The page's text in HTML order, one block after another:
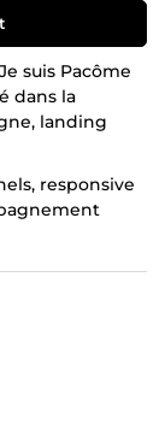
suis Pacôme
dans la
landing
responsive
à donner vie